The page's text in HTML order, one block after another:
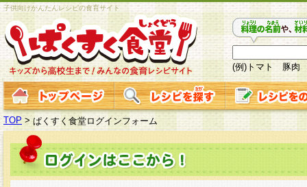
子供向けかんたんレシピの食育サイト
(例)トマト 豚肉
TOP > ぱくすく食堂ログインフォーム